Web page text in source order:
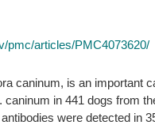
pmc/articles/PMC4073620/
caninum, is an important
caninum in 441 dogs from
were detected in